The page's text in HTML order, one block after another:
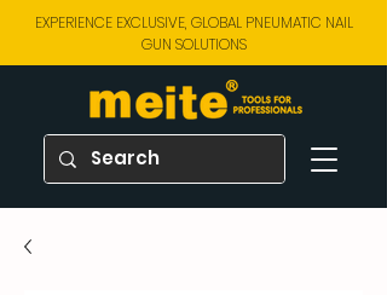
EXPERIENCE EXCLUSIVE, GLOBAL PNEUMATIC NAIL
GUN SOLUTIONS